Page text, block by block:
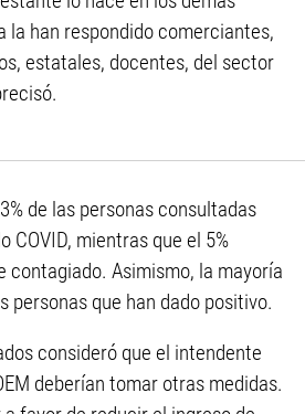
la han respondido comerciantes,
estatales, docentes, del sector
de las personas consultadas
COVID, mientras que el 5%
contagiado. Asimismo, la mayoría
personas que han dado positivo.
consideró que el intendente
deberían tomar otras medidas.